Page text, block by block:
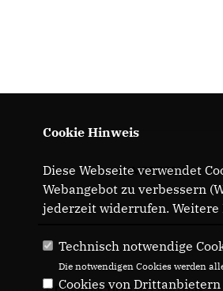
IMPRESSUM
Cookie Hinweis
Diese Webseite verwendet
Webangebot zu verbessern
jederzeit widerrufen.
Technisch notwendige
Die notwendigen Cookies werden
Cookies von Drittanbietern